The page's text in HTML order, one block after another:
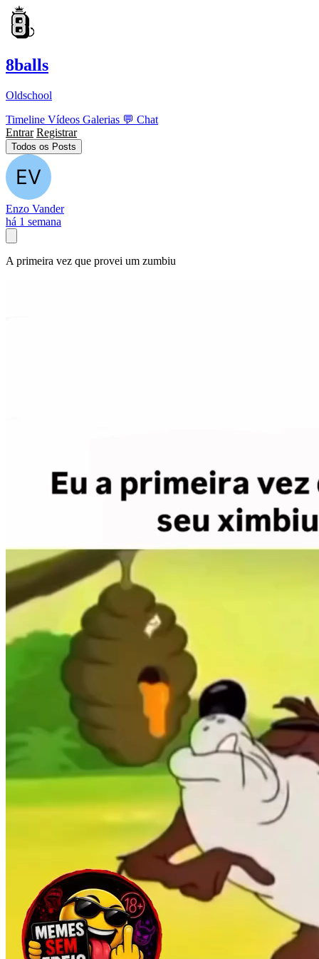
8balls
Oldschool
Timeline Vídeos Galerias 💬 Chat
Entrar Registrar
Todos os Posts
Enzo Vander
há 1 semana
A primeira vez que provei um zumbiu